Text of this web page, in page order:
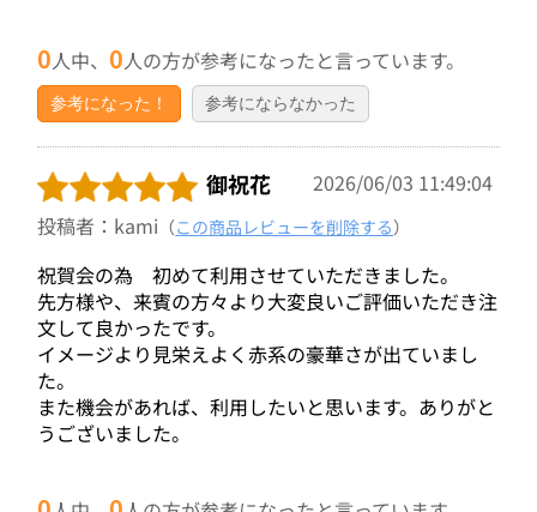
0人中、0人の方が参考になったと言っています。
参考になった！ 参考にならなかった
御祝花
2026/06/03 11:49:04
投稿者：kami （この商品レビューを削除する）
祝賀会の為 初めて利用させていただきました。
先方様や、来賓の方々より大変良いご評価いただき注
文して良かったです。
イメージより見栄えよく赤系の豪華さが出ていまし
た。
また機会があれば、利用したいと思います。ありがと
うございました。